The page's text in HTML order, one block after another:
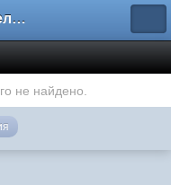
Форум владельцев интернет-магазинов
не найдено.